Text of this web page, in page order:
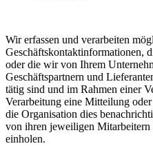
Wir erfassen und verarbeiten
Geschäftskontaktinformationen,
oder die wir von Ihrem
Geschäftspartnern und
tätig sind und im Rahmen einer
Verarbeitung eine Mitteilung
die Organisation dies
von ihren jeweiligen Mitarbeitern
einholen.